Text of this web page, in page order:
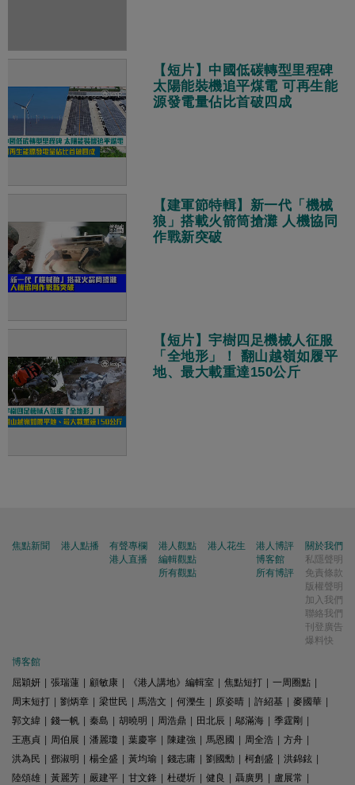
【短片】中國低碳轉型里程碑
太陽能裝機追平煤電 可再生能
源發電量佔比首破四成
【建軍節特輯】新一代「機械
狼」搭載火箭筒搶灘 人機協同
作戰新突破
【短片】宇樹四足機械人征服
「全地形」！ 翻山越嶺如履平
地、最大載重達150公斤
焦點新聞 港人點播
有聲專欄
港人直播
港人觀點
編輯觀點
所有觀點
港人花生
港人博評
博客館
所有博評
關於我們
私隱聲明
免責條款
版權聲明
加入我們
聯絡我們
刊登廣告
爆料快
博客館
屈穎妍
張瑞蓮 顧敏康 《港人講地》編輯室 焦點短打 一周圈點
周末短打
劉炳章 梁世民 馬浩文 何濼生 原姿晴 許紹基 麥國華
郭文緯
錢一帆 秦島 胡曉明 周浩鼎 田北辰 鄔滿海 季霆剛
王惠貞
周伯展 潘麗瓊 葉慶寧 陳建強 馬恩國 周全浩 方舟
洪為民
鄧淑明 楊全盛 黃均瑜 錢志庸 劉國勳 柯創盛 洪錦鉉
陸頌雄
黃麗芳 嚴建平 甘文鋒 杜礎圻 健良 聶廣男 盧展常